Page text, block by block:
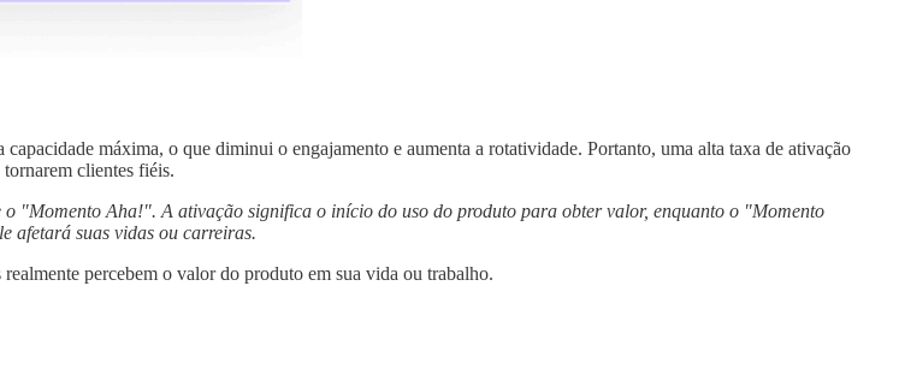
máxima, o que diminui o engajamento e aumenta a rotatividade. Portanto, uma alta taxa de ativação
clientes fiéis.
"Momento Aha!". A ativação significa o início do uso do produto para obter valor, enquanto o "Momento
afetará suas vidas ou carreiras.
percebem o valor do produto em sua vida ou trabalho.